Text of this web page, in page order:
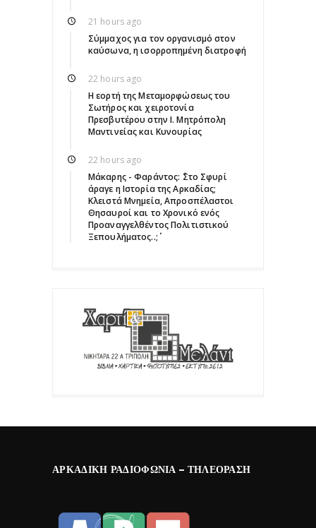
21 hours ago
Σύμμαχος για τον οργανισμό στον
καύσωνα, η ισορροπημένη διατροφή
22 hours ago
Η εορτή της Μεταμορφώσεως του
Σωτήρος και χειροτονία
Πρεσβυτέρου στην Ι. Μητρόπολη
Μαντινείας και Κυνουρίας
22 hours ago
Μάκαρης - Φαράντος: ΄΄Στο Σφυρί
άραγε η Ιστορία της Αρκαδίας;
Κλειστά Μνημεία, Απροσπέλαστοι
Θησαυροί και το Χρονικό ενός
Προαναγγελθέντος Πολιτιστικού
Ξεπουλήματος..;΄΄
ΑΡΚΑΔΙΚΉ ΡΑΔΙΟΦΩΝΊΑ – ΤΗΛΕΌΡΑΣΗ